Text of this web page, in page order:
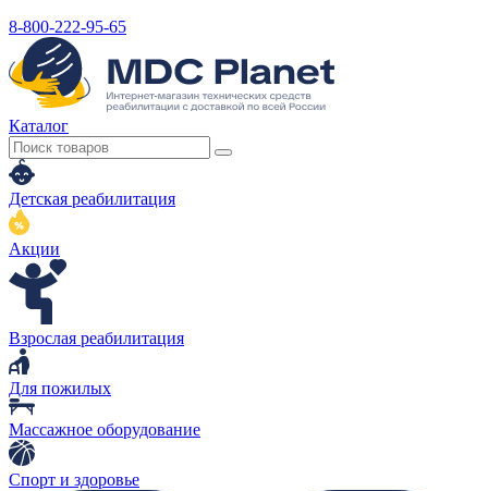
8-800-222-95-65
Каталог
Детская реабилитация
Акции
Взрослая реабилитация
Для пожилых
Массажное оборудование
Спорт и здоровье